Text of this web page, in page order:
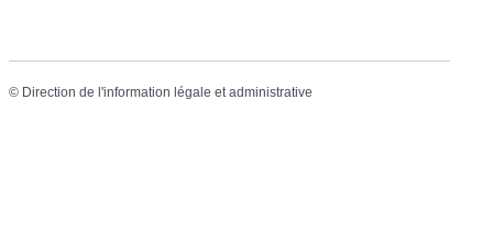
© Direction de l'information légale et administrative